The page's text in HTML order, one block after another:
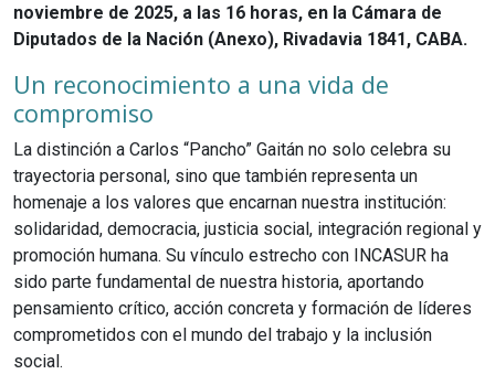
noviembre de 2025, a las 16 horas, en la Cámara de
Diputados de la Nación (Anexo), Rivadavia 1841, CABA.
Un reconocimiento a una vida de
compromiso
La distinción a Carlos “Pancho” Gaitán no solo celebra su
trayectoria personal, sino que también representa un
homenaje a los valores que encarnan nuestra institución:
solidaridad, democracia, justicia social, integración regional y
promoción humana. Su vínculo estrecho con INCASUR ha
sido parte fundamental de nuestra historia, aportando
pensamiento crítico, acción concreta y formación de líderes
comprometidos con el mundo del trabajo y la inclusión
social.